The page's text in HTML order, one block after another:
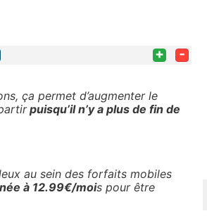
+ -
ça permet d’augmenter le
puisqu’il n’y a plus de fin de
au sein des forfaits mobiles
à 12.99€/mois pour être